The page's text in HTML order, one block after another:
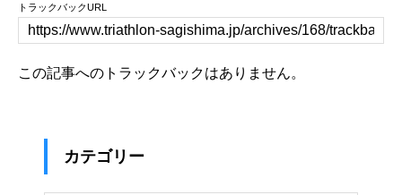
トラックバックURL
この記事へのトラックバックはありません。
カテゴリー